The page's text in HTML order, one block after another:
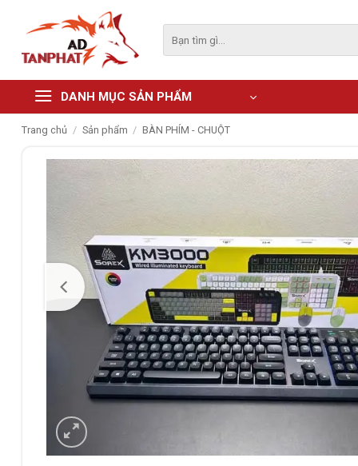
content
kiếm:
DANH MỤC SẢN PHẨM
Trang chủ / Sản phẩm / BÀN PHÍM - CHUỘT